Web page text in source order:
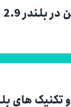
بلندر 2.9
تکنیک های